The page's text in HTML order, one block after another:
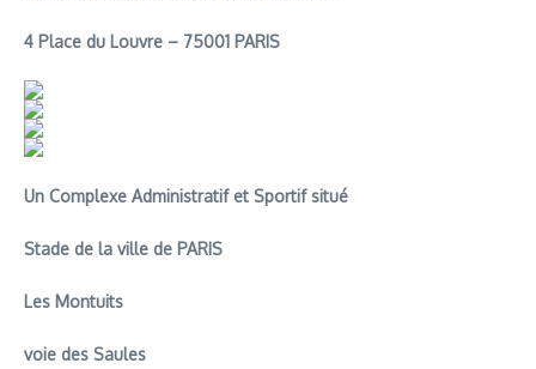
4 Place du Louvre – 75001 PARIS
Un Complexe Administratif et Sportif situé
Stade de la ville de PARIS
Les Montuits
voie des Saules